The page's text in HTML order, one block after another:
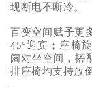
现断电不断冷。
百变空间赋予更
45°迎宾；座椅
阔对坐空间，搭
排座椅均支持放